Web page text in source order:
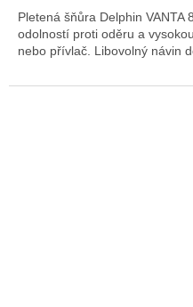
Pletená šňůra Delphin
odolností proti oděru a
nebo přívlač. Libovolný návin